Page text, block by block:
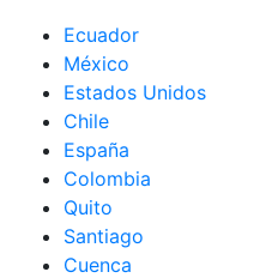
Ecuador
México
Estados Unidos
Chile
España
Colombia
Quito
Santiago
Cuenca